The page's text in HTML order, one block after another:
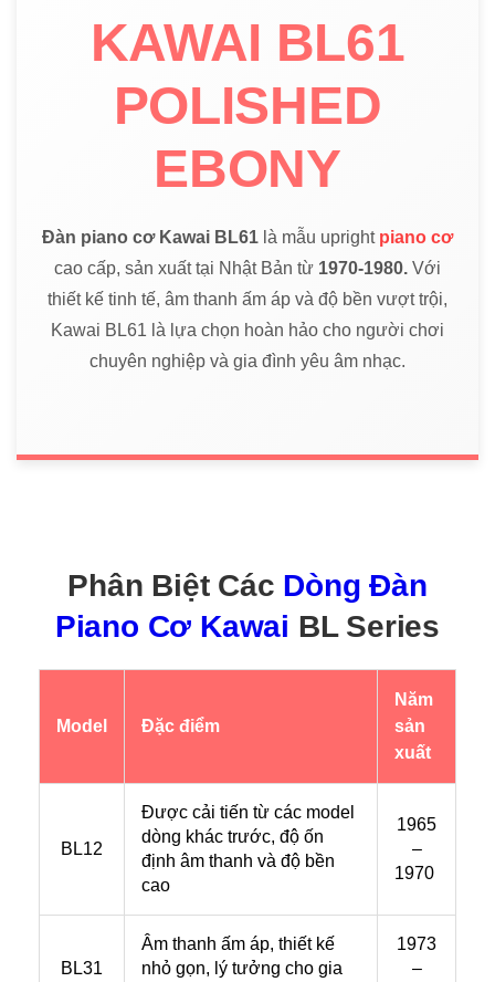
KAWAI BL61
POLISHED
EBONY
Đàn piano cơ Kawai BL61 là mẫu upright piano cơ
cao cấp, sản xuất tại Nhật Bản từ 1970-1980. Với
thiết kế tinh tế, âm thanh ấm áp và độ bền vượt trội,
Kawai BL61 là lựa chọn hoàn hảo cho người chơi
chuyên nghiệp và gia đình yêu âm nhạc.
Phân Biệt Các Dòng Đàn
Piano Cơ Kawai BL Series
Model Đặc điểm
Năm
sản
xuất
BL12
Được cải tiến từ các model
dòng khác trước, độ ốn
định âm thanh và độ bền
cao
1965
–
1970
BL31
Âm thanh ấm áp, thiết kế
nhỏ gọn, lý tưởng cho gia
1973
–